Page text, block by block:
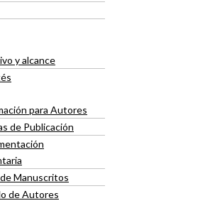
y alcance
para Autores
de Publicación
Manuscritos
de Autores